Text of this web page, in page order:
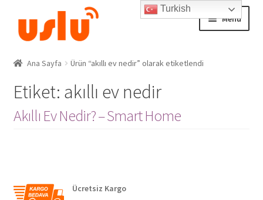
navigation
content
Menu
Ana Sayfa
AKILLI EV ÜRÜNLERİ
Adım Takip Sistemi
İletişim
Ana Sayfa Ürün “akıllı ev nedir” olarak etiketlendi
Etiket: akıllı ev nedir
Akıllı Ev Nedir? – Smart Home
Ücretsiz Kargo
Turkish